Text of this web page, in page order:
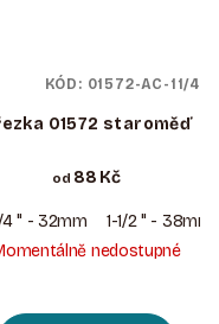
01572 staroměď
od 88 Kč
4 " - 32mm
1-1/2 " - 38mm
nedostupné
KÓD: 01572-AC-11/4